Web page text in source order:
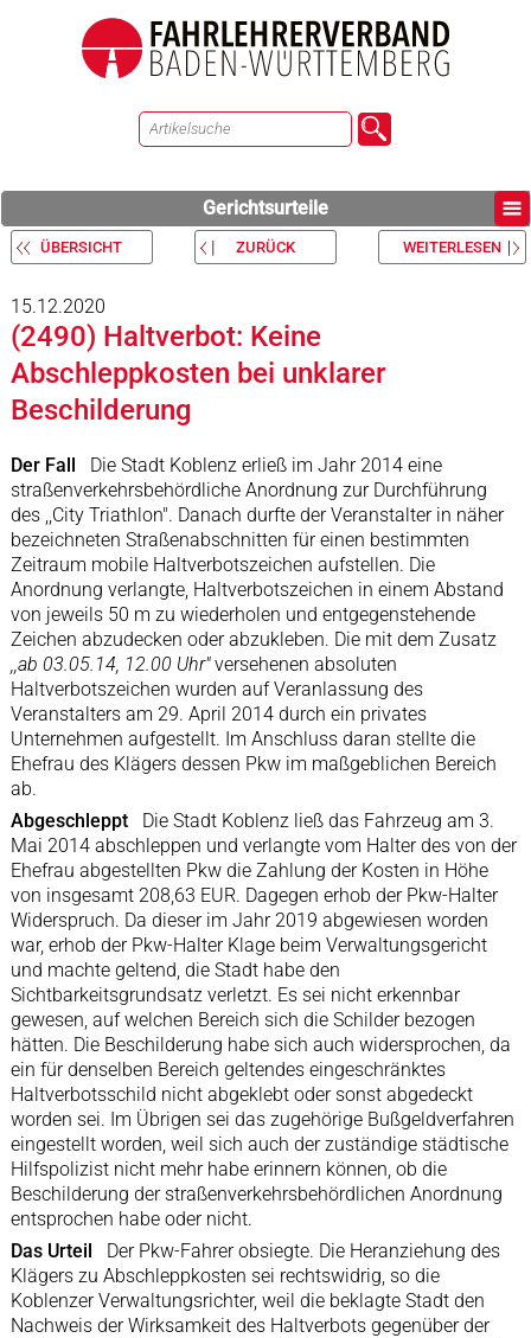
Gerichtsurteile
ÜBERSICHT ZURÜCK WEITERLESEN
15.12.2020
(2490) Haltverbot: Keine
Abschleppkosten bei unklarer
Beschilderung
Der Fall
Die Stadt Koblenz erließ im Jahr 2014 eine
straßenverkehrsbehördliche Anordnung zur Durchführung
des ,,City Triathlon". Danach durfte der Veranstalter in näher
bezeichneten Straßenabschnitten für einen bestimmten
Zeitraum mobile Haltverbotszeichen aufstellen. Die
Anordnung verlangte, Haltverbotszeichen in einem Abstand
von jeweils 50 m zu wiederholen und entgegenstehende
Zeichen abzudecken oder abzukleben. Die mit dem Zusatz
,,ab 03.05.14, 12.00 Uhr"versehenen absoluten
Haltverbotszeichen wurden auf Veranlassung des
Veranstalters am 29. April 2014 durch ein privates
Unternehmen aufgestellt. Im Anschluss daran stellte die
Ehefrau des Klägers dessen Pkw im maßgeblichen Bereich
ab.
Abgeschleppt
Die Stadt Koblenz ließ das Fahrzeug am 3.
Mai 2014 abschleppen und verlangte vom Halter des von der
Ehefrau abgestellten Pkw die Zahlung der Kosten in Höhe
von insgesamt 208,63 EUR. Dagegen erhob der Pkw-Halter
Widerspruch. Da dieser im Jahr 2019 abgewiesen worden
war, erhob der Pkw-Halter Klage beim Verwaltungsgericht
und machte geltend, die Stadt habe den
Sichtbarkeitsgrundsatz verletzt. Es sei nicht erkennbar
gewesen, auf welchen Bereich sich die Schilder bezogen
hätten. Die Beschilderung habe sich auch widersprochen, da
ein für denselben Bereich geltendes eingeschränktes
Haltverbotsschild nicht abgeklebt oder sonst abgedeckt
worden sei. Im Übrigen sei das zugehörige Bußgeldverfahren
eingestellt worden, weil sich auch der zuständige städtische
Hilfspolizist nicht mehr habe erinnern können, ob die
Beschilderung der straßenverkehrsbehördlichen Anordnung
entsprochen habe oder nicht.
Das Urteil
Der Pkw-Fahrer obsiegte. Die Heranziehung des
Klägers zu Abschleppkosten sei rechtswidrig, so die
Koblenzer Verwaltungsrichter, weil die beklagte Stadt den
Nachweis der Wirksamkeit des Haltverbots gegenüber der